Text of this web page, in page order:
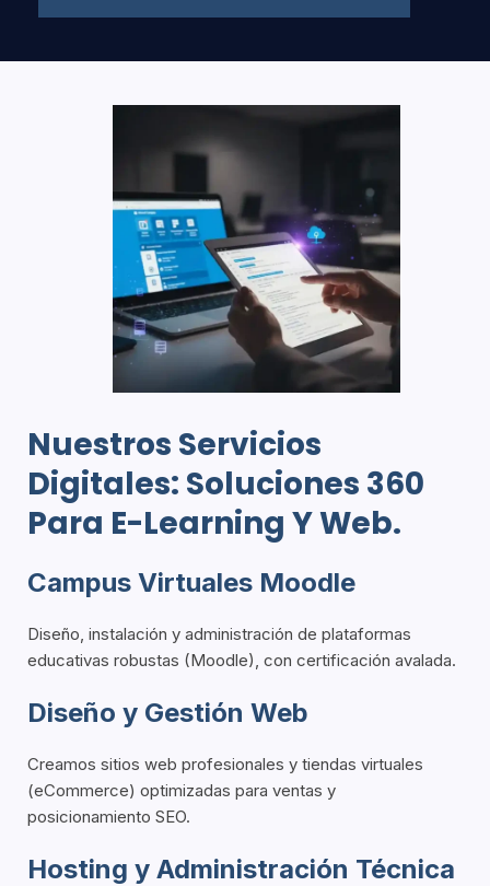
Nuestros Servicios
Digitales: Soluciones 360
Para E-Learning Y Web.
Campus Virtuales Moodle
Diseño, instalación y administración de plataformas
educativas robustas (Moodle), con certificación avalada.
Diseño y Gestión Web
Creamos sitios web profesionales y tiendas virtuales
(eCommerce) optimizadas para ventas y
posicionamiento SEO.
Hosting y Administración Técnica